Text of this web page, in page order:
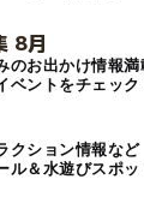
8月
のお出かけ情報満
ベントをチェック
クション情報など
ル＆水遊びスポッ